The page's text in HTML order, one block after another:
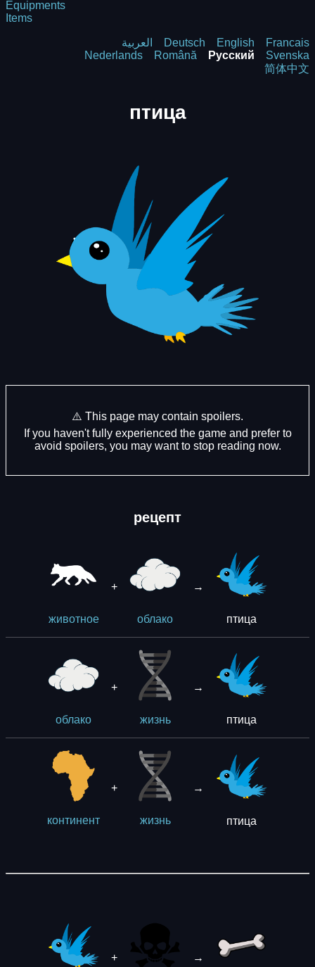
Equipments
Items
العربية Deutsch English
Francais
Nederlands
Română Русский
Svenska
简体中文
птица
⚠️ This page may contain spoilers.
If you haven't fully experienced the game and prefer to
avoid spoilers, you may want to stop reading now.
рецепт
животное
+
облако
→
птица
облако
+
жизнь
→
птица
континент
+
жизнь
→
птица
+ →